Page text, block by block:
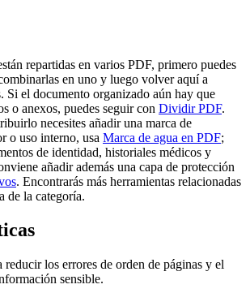
repartidas en varios PDF, primero puedes
en uno y luego volver aquí a
Si el documento organizado aún hay que
o anexos, puedes seguir con Dividir PDF.
necesites añadir una marca de
o uso interno, usa Marca de agua en PDF;
de identidad, historiales médicos y
añadir además una capa de protección
. Encontrarás más herramientas relacionadas
de la categoría.
los errores de orden de páginas y el
sensible.